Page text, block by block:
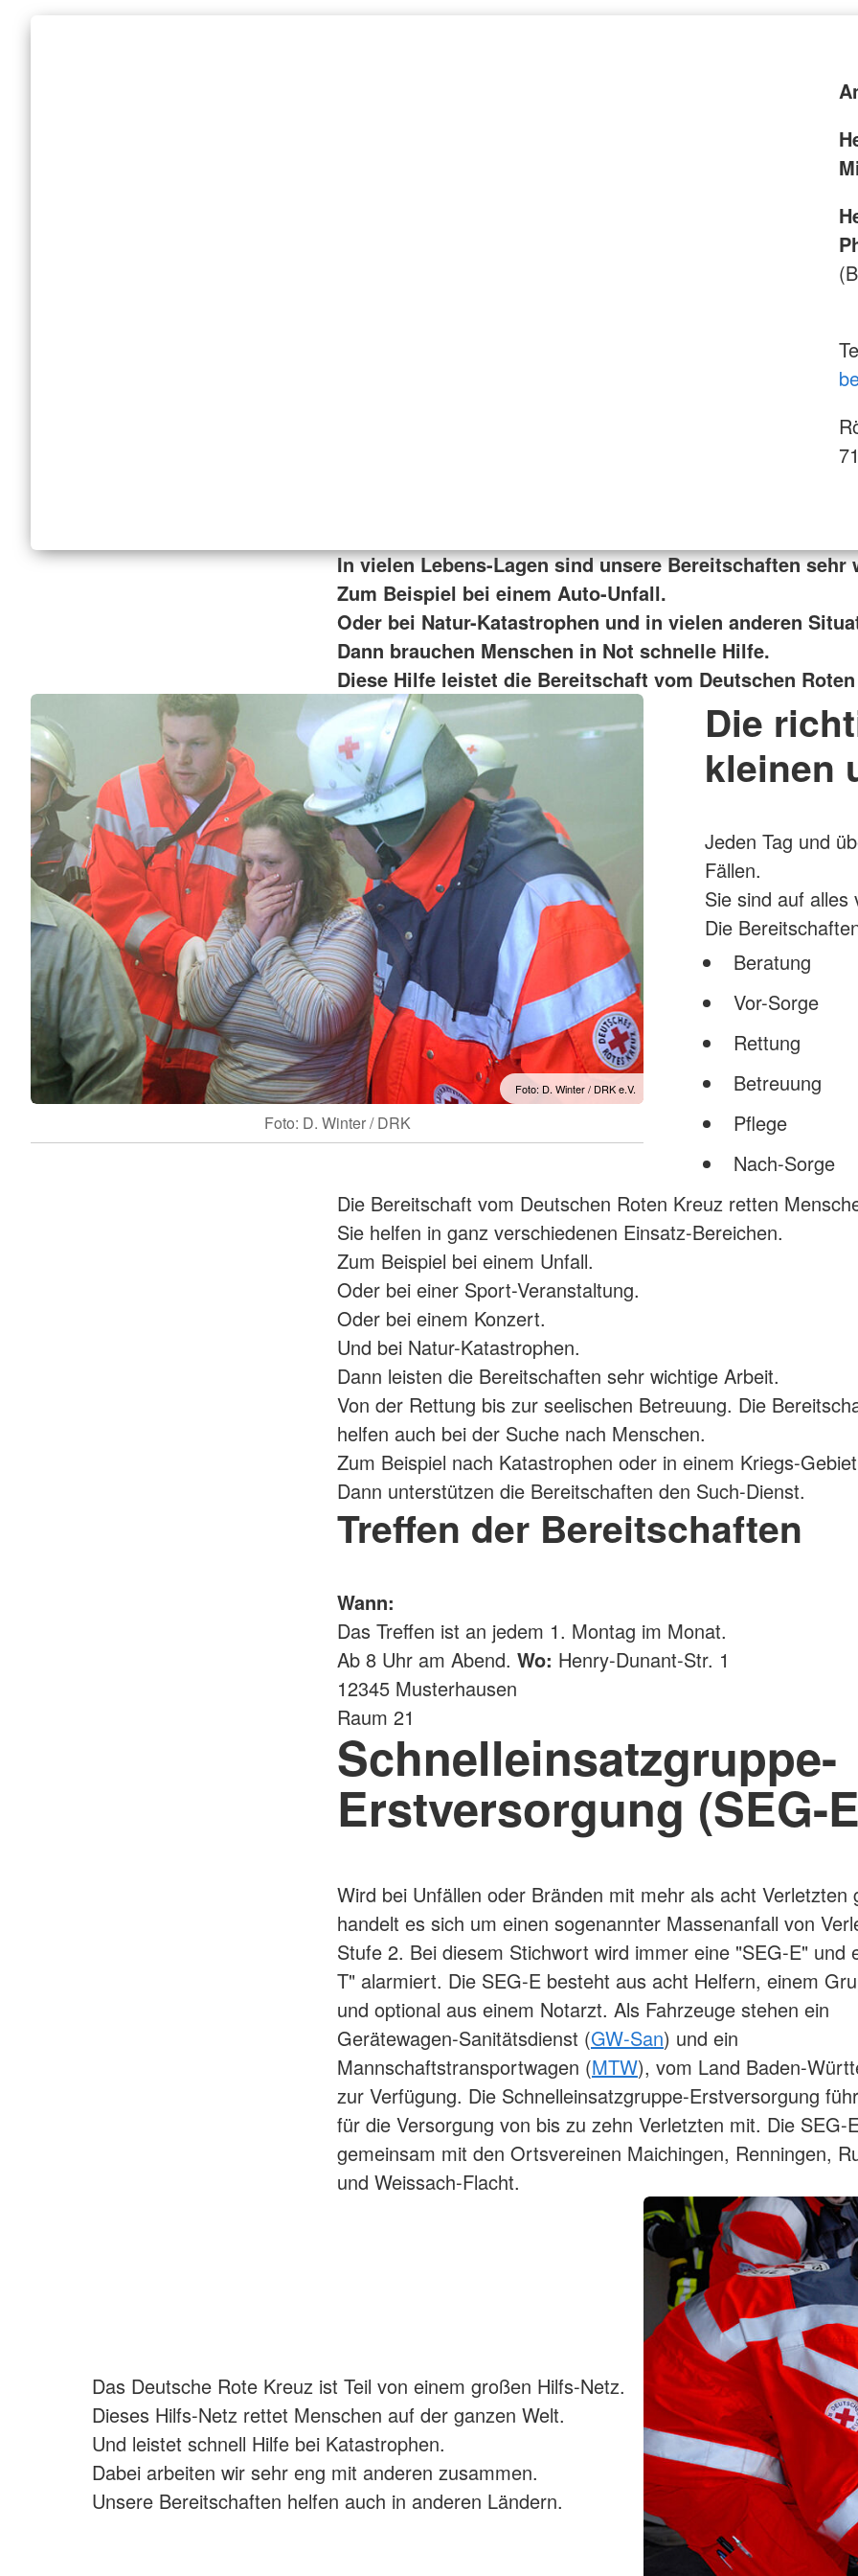
In vielen Lebens-Lagen sind unsere Bereitschaften sehr
Zum Beispiel bei einem Auto-Unfall.
Oder bei Natur-Katastrophen und in vielen anderen
Dann brauchen Menschen in Not schnelle Hilfe.
Diese Hilfe leistet die Bereitschaft vom Deutschen
Foto: D. Winter / DRK e.V.
Foto: D. Winter / DRK
Die
kleinen
Jeden Tag und
Fällen.
Sie sind auf alles
Die
Beratung
Vor-Sorge
Rettung
Betreuung
Pflege
Nach-Sorge
Die Bereitschaft vom Deutschen Roten Kreuz retten
Sie helfen in ganz verschiedenen Einsatz-Bereichen.
Zum Beispiel bei einem Unfall.
Oder bei einer Sport-Veranstaltung.
Oder bei einem Konzert.
Und bei Natur-Katastrophen.
Dann leisten die Bereitschaften sehr wichtige Arbeit.
Von der Rettung bis zur seelischen Betreuung. Die
helfen auch bei der Suche nach Menschen.
Zum Beispiel nach Katastrophen oder in einem Kriegs-
Dann unterstützen die Bereitschaften den Such-Dienst.
Treffen der Bereitschaften
Wann:
Das Treffen ist an jedem 1. Montag im Monat.
Ab 8 Uhr am Abend. Wo: Henry-Dunant-Str. 1
12345 Musterhausen
Raum 21
Schnelleinsatzgruppe-
Erstversorgung (SEG-
Wird bei Unfällen oder Bränden mit mehr als acht Verletzten
handelt es sich um einen sogenannter Massenanfall von
Stufe 2. Bei diesem Stichwort wird immer eine "SEG-E" und
T" alarmiert. Die SEG-E besteht aus acht Helfern, einem
und optional aus einem Notarzt. Als Fahrzeuge stehen ein
Gerätewagen-Sanitätsdienst (GW-San) und ein
Mannschaftstransportwagen (MTW), vom Land Baden-
zur Verfügung. Die Schnelleinsatzgruppe-Erstversorgung
für die Versorgung von bis zu zehn Verletzten mit. Die SEG-
gemeinsam mit den Ortsvereinen Maichingen, Renningen,
und Weissach-Flacht.
Das Deutsche Rote Kreuz ist Teil von einem großen Hilfs-Netz.
Dieses Hilfs-Netz rettet Menschen auf der ganzen Welt.
Und leistet schnell Hilfe bei Katastrophen.
Dabei arbeiten wir sehr eng mit anderen zusammen.
Unsere Bereitschaften helfen auch in anderen Ländern.